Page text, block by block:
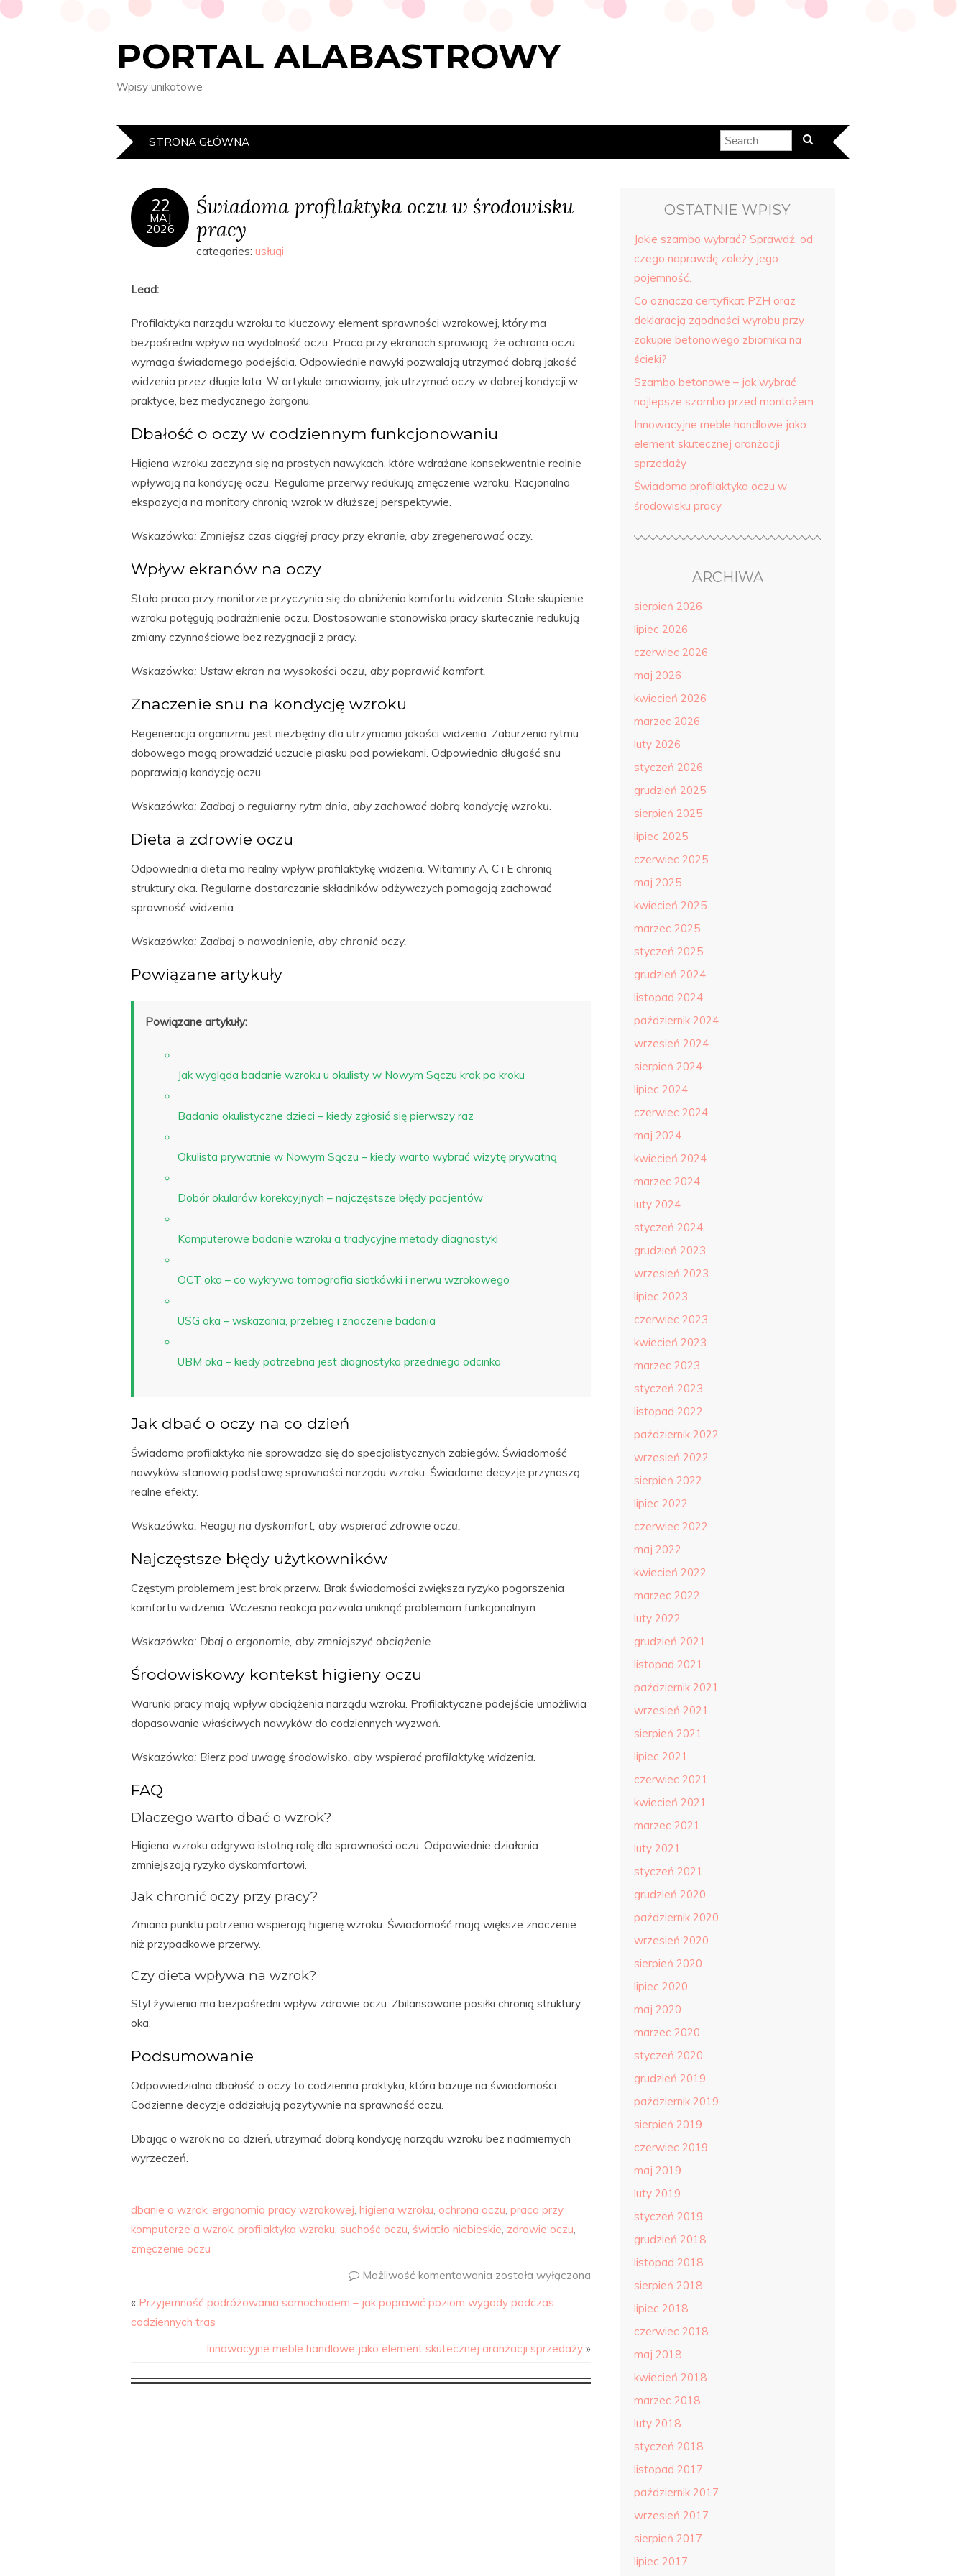
PORTAL ALABASTROWY
Wpisy unikatowe
STRONA GŁÓWNA
22
MAJ
2026
Świadoma profilaktyka oczu w środowisku
pracy
categories: usługi
Lead:
Profilaktyka narządu wzroku to kluczowy element sprawności wzrokowej, który ma
bezpośredni wpływ na wydolność oczu. Praca przy ekranach sprawiają, że ochrona oczu
wymaga świadomego podejścia. Odpowiednie nawyki pozwalają utrzymać dobrą jakość
widzenia przez długie lata. W artykule omawiamy, jak utrzymać oczy w dobrej kondycji w
praktyce, bez medycznego żargonu.
Dbałość o oczy w codziennym funkcjonowaniu
Higiena wzroku zaczyna się na prostych nawykach, które wdrażane konsekwentnie realnie
wpływają na kondycję oczu. Regularne przerwy redukują zmęczenie wzroku. Racjonalna
ekspozycja na monitory chronią wzrok w dłuższej perspektywie.
Wskazówka: Zmniejsz czas ciągłej pracy przy ekranie, aby zregenerować oczy.
Wpływ ekranów na oczy
Stała praca przy monitorze przyczynia się do obniżenia komfortu widzenia. Stałe skupienie
wzroku potęgują podrażnienie oczu. Dostosowanie stanowiska pracy skutecznie redukują
zmiany czynnościowe bez rezygnacji z pracy.
Wskazówka: Ustaw ekran na wysokości oczu, aby poprawić komfort.
Znaczenie snu na kondycję wzroku
Regeneracja organizmu jest niezbędny dla utrzymania jakości widzenia. Zaburzenia rytmu
dobowego mogą prowadzić uczucie piasku pod powiekami. Odpowiednia długość snu
poprawiają kondycję oczu.
Wskazówka: Zadbaj o regularny rytm dnia, aby zachować dobrą kondycję wzroku.
Dieta a zdrowie oczu
Odpowiednia dieta ma realny wpływ profilaktykę widzenia. Witaminy A, C i E chronią
struktury oka. Regularne dostarczanie składników odżywczych pomagają zachować
sprawność widzenia.
Wskazówka: Zadbaj o nawodnienie, aby chronić oczy.
Powiązane artykuły
Powiązane artykuły:
Jak wygląda badanie wzroku u okulisty w Nowym Sączu krok po kroku
Badania okulistyczne dzieci – kiedy zgłosić się pierwszy raz
Okulista prywatnie w Nowym Sączu – kiedy warto wybrać wizytę prywatną
Dobór okularów korekcyjnych – najczęstsze błędy pacjentów
Komputerowe badanie wzroku a tradycyjne metody diagnostyki
OCT oka – co wykrywa tomografia siatkówki i nerwu wzrokowego
USG oka – wskazania, przebieg i znaczenie badania
UBM oka – kiedy potrzebna jest diagnostyka przedniego odcinka
Jak dbać o oczy na co dzień
Świadoma profilaktyka nie sprowadza się do specjalistycznych zabiegów. Świadomość
nawyków stanowią podstawę sprawności narządu wzroku. Świadome decyzje przynoszą
realne efekty.
Wskazówka: Reaguj na dyskomfort, aby wspierać zdrowie oczu.
Najczęstsze błędy użytkowników
Częstym problemem jest brak przerw. Brak świadomości zwiększa ryzyko pogorszenia
komfortu widzenia. Wczesna reakcja pozwala uniknąć problemom funkcjonalnym.
Wskazówka: Dbaj o ergonomię, aby zmniejszyć obciążenie.
Środowiskowy kontekst higieny oczu
Warunki pracy mają wpływ obciążenia narządu wzroku. Profilaktyczne podejście umożliwia
dopasowanie właściwych nawyków do codziennych wyzwań.
Wskazówka: Bierz pod uwagę środowisko, aby wspierać profilaktykę widzenia.
FAQ
Dlaczego warto dbać o wzrok?
Higiena wzroku odgrywa istotną rolę dla sprawności oczu. Odpowiednie działania
zmniejszają ryzyko dyskomfortowi.
Jak chronić oczy przy pracy?
Zmiana punktu patrzenia wspierają higienę wzroku. Świadomość mają większe znaczenie
niż przypadkowe przerwy.
Czy dieta wpływa na wzrok?
Styl żywienia ma bezpośredni wpływ zdrowie oczu. Zbilansowane posiłki chronią struktury
oka.
Podsumowanie
Odpowiedzialna dbałość o oczy to codzienna praktyka, która bazuje na świadomości.
Codzienne decyzje oddziałują pozytywnie na sprawność oczu.
Dbając o wzrok na co dzień, utrzymać dobrą kondycję narządu wzroku bez nadmiernych
wyrzeczeń.
dbanie o wzrok, ergonomia pracy wzrokowej, higiena wzroku, ochrona oczu, praca przy
komputerze a wzrok, profilaktyka wzroku, suchość oczu, światło niebieskie, zdrowie oczu,
zmęczenie oczu
Możliwość komentowania została wyłączona
« Przyjemność podróżowania samochodem – jak poprawić poziom wygody podczas
codziennych tras
Innowacyjne meble handlowe jako element skutecznej aranżacji sprzedaży »
OSTATNIE WPISY
Jakie szambo wybrać? Sprawdź, od
czego naprawdę zależy jego
pojemność.
Co oznacza certyfikat PZH oraz
deklaracją zgodności wyrobu przy
zakupie betonowego zbiornika na
ścieki?
Szambo betonowe – jak wybrać
najlepsze szambo przed montażem
Innowacyjne meble handlowe jako
element skutecznej aranżacji
sprzedaży
Świadoma profilaktyka oczu w
środowisku pracy
ARCHIWA
sierpień 2026
lipiec 2026
czerwiec 2026
maj 2026
kwiecień 2026
marzec 2026
luty 2026
styczeń 2026
grudzień 2025
sierpień 2025
lipiec 2025
czerwiec 2025
maj 2025
kwiecień 2025
marzec 2025
styczeń 2025
grudzień 2024
listopad 2024
październik 2024
wrzesień 2024
sierpień 2024
lipiec 2024
czerwiec 2024
maj 2024
kwiecień 2024
marzec 2024
luty 2024
styczeń 2024
grudzień 2023
wrzesień 2023
lipiec 2023
czerwiec 2023
kwiecień 2023
marzec 2023
styczeń 2023
listopad 2022
październik 2022
wrzesień 2022
sierpień 2022
lipiec 2022
czerwiec 2022
maj 2022
kwiecień 2022
marzec 2022
luty 2022
grudzień 2021
listopad 2021
październik 2021
wrzesień 2021
sierpień 2021
lipiec 2021
czerwiec 2021
kwiecień 2021
marzec 2021
luty 2021
styczeń 2021
grudzień 2020
październik 2020
wrzesień 2020
sierpień 2020
lipiec 2020
maj 2020
marzec 2020
styczeń 2020
grudzień 2019
październik 2019
sierpień 2019
czerwiec 2019
maj 2019
luty 2019
styczeń 2019
grudzień 2018
listopad 2018
sierpień 2018
lipiec 2018
czerwiec 2018
maj 2018
kwiecień 2018
marzec 2018
luty 2018
styczeń 2018
listopad 2017
październik 2017
wrzesień 2017
sierpień 2017
lipiec 2017